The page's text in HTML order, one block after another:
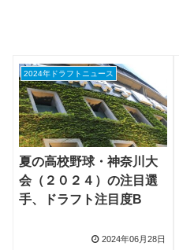
2024年ドラフトニュース
夏の高校野球・神奈川大
会（２０２４）の注目選
手、ドラフト注目度B
2024年06月28日